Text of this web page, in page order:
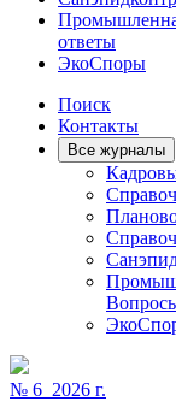
ответы
ЭкоСпоры
Поиск
Контакты
Все журналы
№ 6 2026 г.